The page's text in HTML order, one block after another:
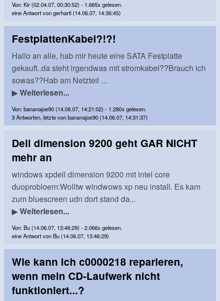
Von: Kir (02.04.07, 00:30:52) - 1.665x gelesen.
eine Antwort von gerhartl (14.06.07, 14:36:45)
FestplattenKabel?!?!
Hallo an alle, hab mir heute eine SATA Festplatte
gekauft..da steht irgendwas mit stromkabel??Brauch ich
sowas??Hab am Netzteil ...
▶Weiterlesen...
Von: bananajoe90 (14.06.07, 14:21:02) - 1.280x gelesen.
3 Antworten, letzte von bananajoe90 (14.06.07, 14:31:37)
Dell dimension 9200 geht GAR NICHT
mehr an
windows xpdell dimension 9200 mit intel core
duoprobloem:Wolltw windwows xp neu install. Es kam
zum bluescreen udn dort stand da...
▶Weiterlesen...
Von: Bu (14.06.07, 13:46:29) - 2.066x gelesen.
eine Antwort von Bu (14.06.07, 13:46:29)
Wie kann ich c0000218 reparieren,
wenn mein CD-Laufwerk nicht
funktioniert...?